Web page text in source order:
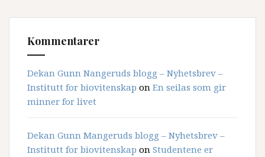
Kommentarer
Dekan Gunn Nangeruds blogg – Nyhetsbrev –
Institutt for biovitenskap on En seilas som gir
minner for livet
Dekan Gunn Mangeruds blogg – Nyhetsbrev –
Institutt for biovitenskap on Studentene er